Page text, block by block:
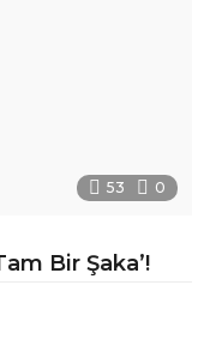
53 0
Bir Şaka’!